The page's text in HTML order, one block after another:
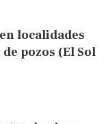
localidades
pozos (El Sol